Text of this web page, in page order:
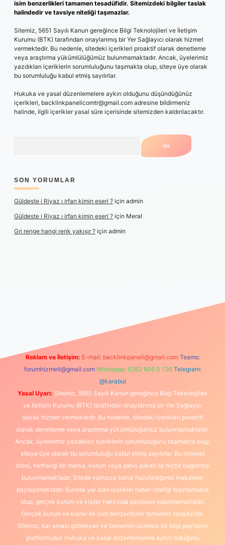
isim benzerlikleri tamamen tesadüfidir. Sitemizdeki bilgiler taslak
halindedir ve tavsiye niteliği taşımazlar.
Sitemiz, 5651 Sayılı Kanun gereğince Bilgi Teknolojileri ve İletişim
Kurumu (BTK) tarafından onaylanmış bir Yer Sağlayıcı olarak hizmet
vermektedir. Bu nedenle, sitedeki içerikleri proaktif olarak denetleme
veya araştırma yükümlülüğümüz bulunmamaktadır. Ancak, üyelerimiz
yazdıkları içeriklerin sorumluluğunu taşımakta olup, siteye üye olarak
bu sorumluluğu kabul etmiş sayılırlar.
Hukuka ve yasal düzenlemelere aykırı olduğunu düşündüğünüz
içerikleri, backlinkpanelicomtr@gmail.com adresine bildirmeniz
halinde, ilgili içerikler yasal süre içerisinde sitemizden kaldırılacaktır.
SON YORUMLAR
Güldeste i Riyaz ı irfan kimin eseri ? için admin
Güldeste i Riyaz ı irfan kimin eseri ? için Meral
Gri renge hangi renk yakışır ? için admin
Reklam ve İletişim: E-mail: backlinkpaneli@gmail.com Teams:
forumhizmeti@gmail.com Whatsapp: 0262 606 0 726 Telegram:
@karabul
Yasal Uyarı: Sitemiz, 5651 Sayılı Kanun gereğince Bilgi Teknolojileri
ve İletişim Kurumu (BTK) tarafından onaylanmış bir Yer Sağlayıcı
olarak hizmet vermektedir. Bu nedenle, sitedeki içerikleri proaktif
olarak denetleme veya araştırma yükümlülüğümüz bulunmamaktadır.
Ancak, üyelerimiz yazdıkları içeriklerin sorumluluğunu taşımakta olup,
siteye üye olarak bu sorumluluğu kabul etmiş sayılırlar. Bu internet
sitesi, herhangi bir marka, kurum veya şahıs şirketi ile hiçbir bağlantısı
bulunmamaktadır. Sitede yalnızca kendi hazırladığımız makaleler
paylaşılmaktadır. Burada yer alan içerikler haber niteliği taşımamakta
olup, gerçek kurum ve kişiler hakkında paylaşım yapılmamaktadır.
Gerçek kurum ve kişiler ile isim benzerlikleri tamamen tesadüfidir.
Sitemiz, kar amacı gütmeyen ve tamamen ücretsiz bir bilgi paylaşım
platformudur. Hukuka ve yasal düzenlemelere aykırı olduğunu